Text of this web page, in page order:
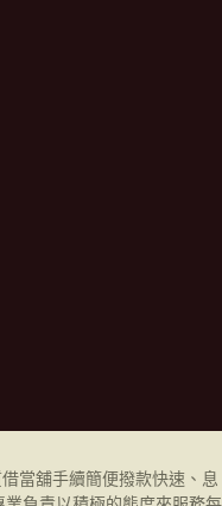
當舖手續簡便撥款快速、息